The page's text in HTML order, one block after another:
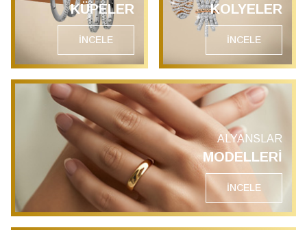
KÜPELER
İNCELE
KOLYELER
İNCELE
ALYANSLAR
MODELLERİ
İNCELE